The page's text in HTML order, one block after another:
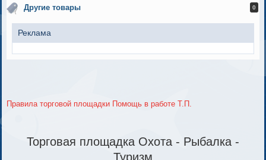
Другие товары 0
Реклама
Правила торговой площадки Помощь в работе Т.П.
Торговая площадка Охота - Рыбалка -
Туризм